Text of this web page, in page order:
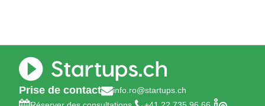
Prise de contact
info.ro@startups.ch